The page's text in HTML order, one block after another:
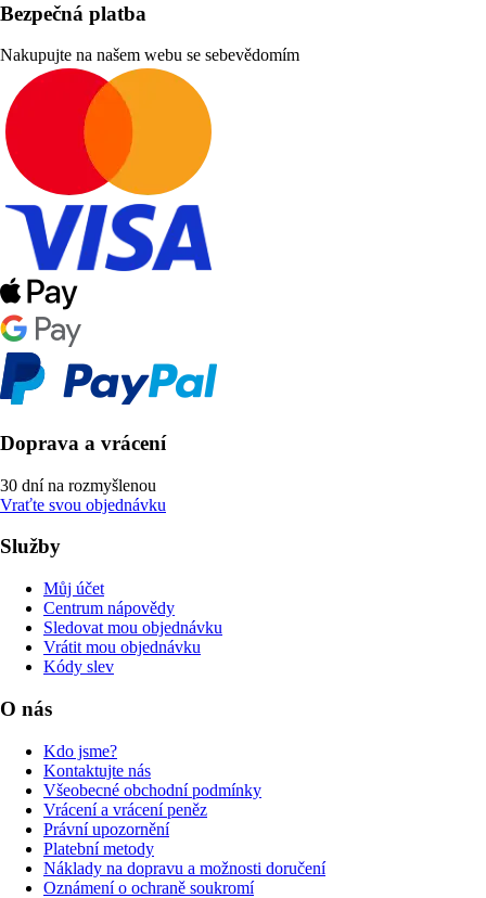
Bezpečná platba
Nakupujte na našem webu se sebevědomím
Doprava a vrácení
30 dní na rozmyšlenou
Vraťte svou objednávku
Služby
Můj účet
Centrum nápovědy
Sledovat mou objednávku
Vrátit mou objednávku
Kódy slev
O nás
Kdo jsme?
Kontaktujte nás
Všeobecné obchodní podmínky
Vrácení a vrácení peněz
Právní upozornění
Platební metody
Náklady na dopravu a možnosti doručení
Oznámení o ochraně soukromí